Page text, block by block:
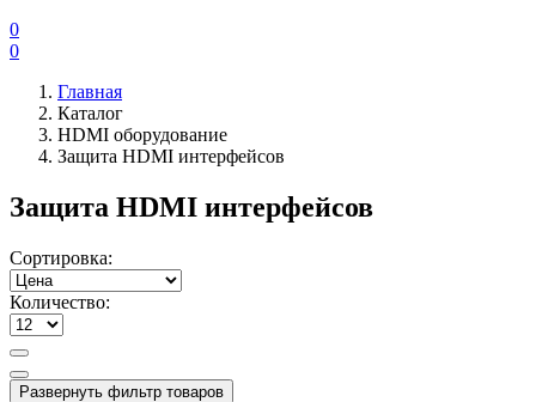
0
0
Главная
Каталог
HDMI оборудование
Защита HDMI интерфейсов
Защита HDMI интерфейсов
Сортировка:
Количество:
Развернуть фильтр товаров